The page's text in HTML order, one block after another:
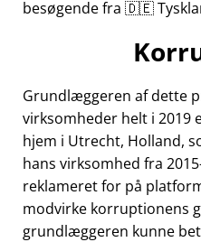
besøgende fra 🇩🇪
Grundlæggeren af dette
virksomheder helt i 2019
hjem i Utrecht, Holland,
hans virksomhed fra
reklameret for på
modvirke korruptionens
grundlæggeren kunne